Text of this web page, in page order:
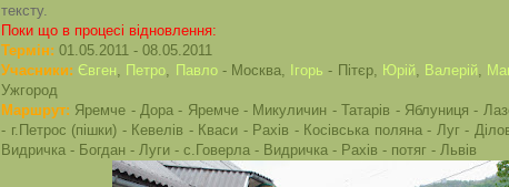
тексту.
Поки що в процесі відновлення:
Термін: 01.05.2011 - 08.05.2011
Учасники: Євген Петро Павло- Москва, Ігорь - Пітєр, Юрій, Валерій
Ужгород
Маршрут: Яремче - Дора - Яремче - Микуличин - Татарів - Яблуниця -
- г.Петрос (пішки) - Кевелів - Кваси - Рахів - Косівська поляна - Луг -
Видричка - Богдан - Луги - с.Говерла - Видричка - Рахів - потяг - Львів